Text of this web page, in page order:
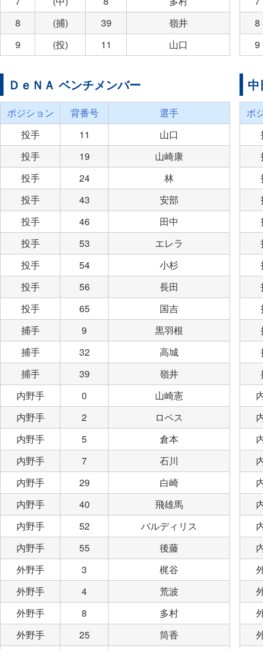
8
(捕) 39
嶺井
9
(投) 11 山口
8
9
ＤｅＮＡ ベンチメンバー
ポジション 背番号
選手
投手
11
山口
投手
19
山崎康
投手
24
林
投手
43
安部
投手
46
田中
投手
53
エレラ
投手
54
小杉
投手
56
長田
投手
65
国吉
捕手
9
黒羽根
捕手
32
高城
捕手
39
嶺井
内野手
0
山崎憲
内野手
2
ロペス
内野手
5
倉本
内野手
7
石川
内野手
29
白崎
内野手
40
飛雄馬
内野手
52
バルディリス
内野手
55
後藤
外野手
3
梶谷
外野手
4
荒波
外野手
8
多村
外野手
25
筒香
ポ